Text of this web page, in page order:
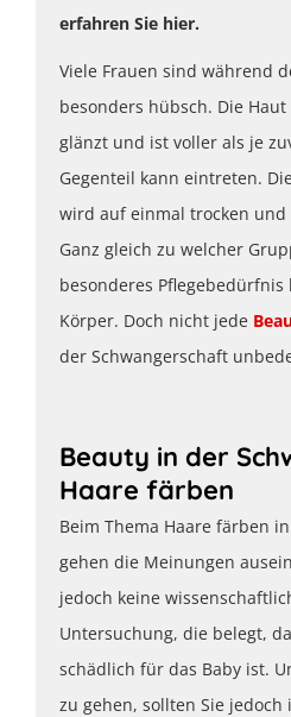
erfahren Sie hier.
Viele Frauen sind während
besonders hübsch. Die
glänzt und ist voller als je
Gegenteil kann eintreten.
wird auf einmal trocken
Ganz gleich zu welcher
besonderes
Körper. Doch nicht jede
der Schwangerschaft
Beauty in der
Haare färben
Beim Thema Haare färben
gehen die Meinungen
jedoch keine
Untersuchung, die belegt,
schädlich für das Baby ist.
zu gehen, sollten Sie